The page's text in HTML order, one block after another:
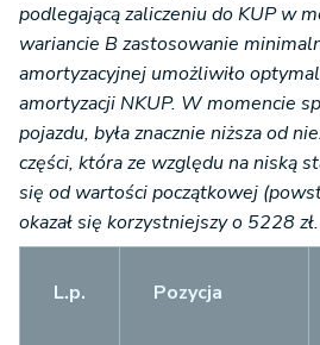
podlegającą zaliczeniu do KUP w
wariancie B zastosowanie
amortyzacyjnej umożliwiło
amortyzacji NKUP. W momencie
pojazdu, była znacznie niższa od
części, która ze względu na niską
się od wartości początkowej
okazał się korzystniejszy o 5228 zł.
L.p. Pozycja